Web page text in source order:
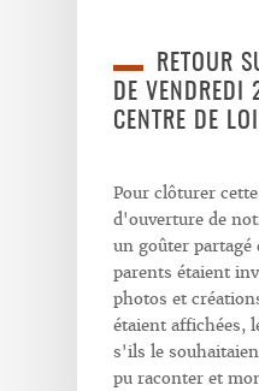
RETOUR
DE
CENTRE DE
Pour clôturer
d'ouverture de
un goûter partagé
parents étaient
photos et
étaient affichées,
s'ils le
pu raconter et